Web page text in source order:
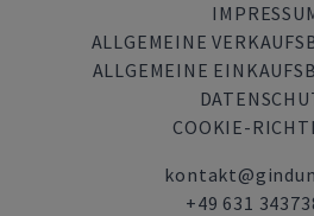
ALLGEMEINE
ALLGEMEINE
COOKIE-
+49 631